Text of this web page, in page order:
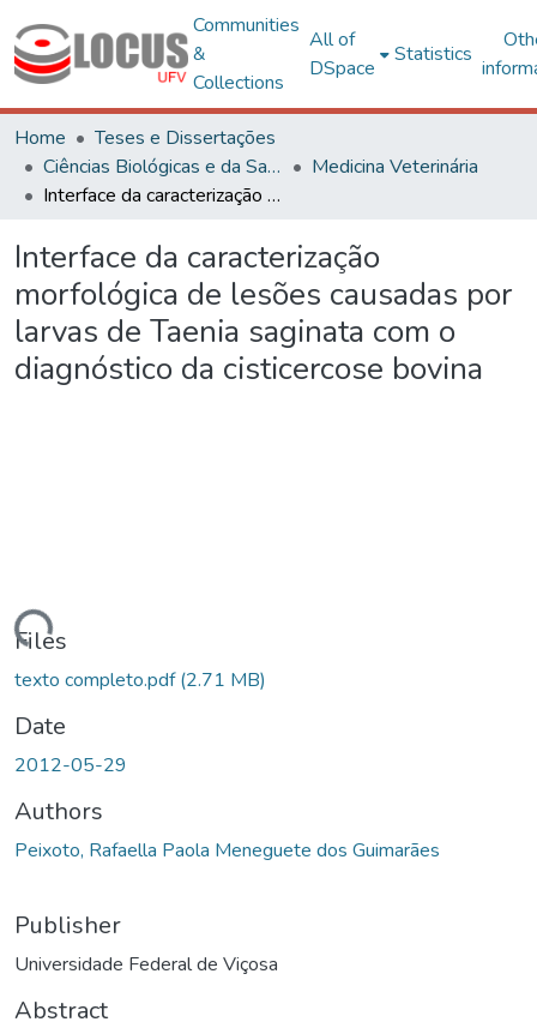
Communities
&
Collections
All of
DSpace
Statistics
Home
Teses e Dissertações
Ciências Biológicas e da Saúde
Medicina Veterinária
Interface da caracterização morfológica de lesões causadas por larvas de Taenia saginata com o diagnóstico da cisticercose bovina
Interface da caracterização
morfológica de lesões causadas por
larvas de Taenia saginata com o
diagnóstico da cisticercose bovina
Loading...
Files
texto completo.pdf(2.71 MB)
Date
2012-05-29
Authors
Peixoto, Rafaella Paola Meneguete dos Guimarães
Publisher
Universidade Federal de Viçosa
Abstract